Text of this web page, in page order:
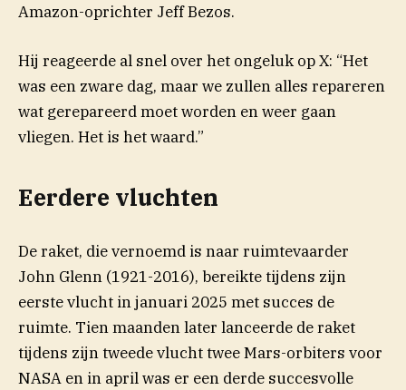
Amazon-oprichter Jeff Bezos.
Hij reageerde al snel over het ongeluk op X: “Het
was een zware dag, maar we zullen alles repareren
wat gerepareerd moet worden en weer gaan
vliegen. Het is het waard.”
Eerdere vluchten
De raket, die vernoemd is naar ruimtevaarder
John Glenn (1921-2016), bereikte tijdens zijn
eerste vlucht in januari 2025 met succes de
ruimte. Tien maanden later lanceerde de raket
tijdens zijn tweede vlucht twee Mars-orbiters voor
NASA en in april was er een derde succesvolle